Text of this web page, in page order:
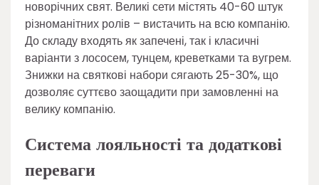
новорічних свят. Великі сети містять 40-60 штук
різноманітних ролів – вистачить на всю компанію.
До складу входять як запечені, так і класичні
варіанти з лососем, тунцем, креветками та вугрем.
Знижки на святкові набори сягають 25-30%, що
дозволяє суттєво заощадити при замовленні на
велику компанію.
Система лояльності та додаткові
переваги